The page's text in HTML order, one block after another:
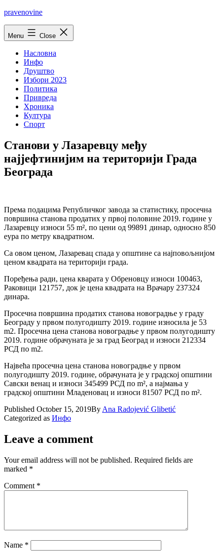
Skip
pravenovine
Menu Close
Насловна
Инфо
Друштво
Избори 2023
Политика
Привреда
Хроника
Култура
Спорт
Станови у Лазаревцу међу
најјефтинијим на територији Града
Београда
Према подацима Републичког завода за статистику, просечна
површина станова продатих у првој половине 2019. године у
Лазаревцу износи 55 m², по цени од 99891 динар, односно 850
еура по метру квадратном.
Са овом ценом, Лазаревац спада у општине са најповољнијом
ценом квадрата на територији града.
Поређења ради, цена кварата у Обреновцу износи 100463,
Раковици 121757, док је цена квадрата на Врачару 237324
динара.
Просечна површина продатих станова новоградње у граду
Београду у првом полугодишту 2019. године износила је 53
m2. Просечна цена станова новоградње у првом полугодишту
2019. године обрачуната је за град Београд и износи 212334
РСД по m2.
Највећа просечна цена станова новоградње у првом
полугодишту 2019. године, обрачуната је у градској општини
Савски венац и износи 345499 РСД по m², а најмања у
градској општини Младеновац и износи 81507 РСД по m².
Published October 15, 2019By Ana Radojević Glibetić
Categorized as Инфо
Leave a comment
Your email address will not be published. Required fields are
marked *
Comment *
Name *